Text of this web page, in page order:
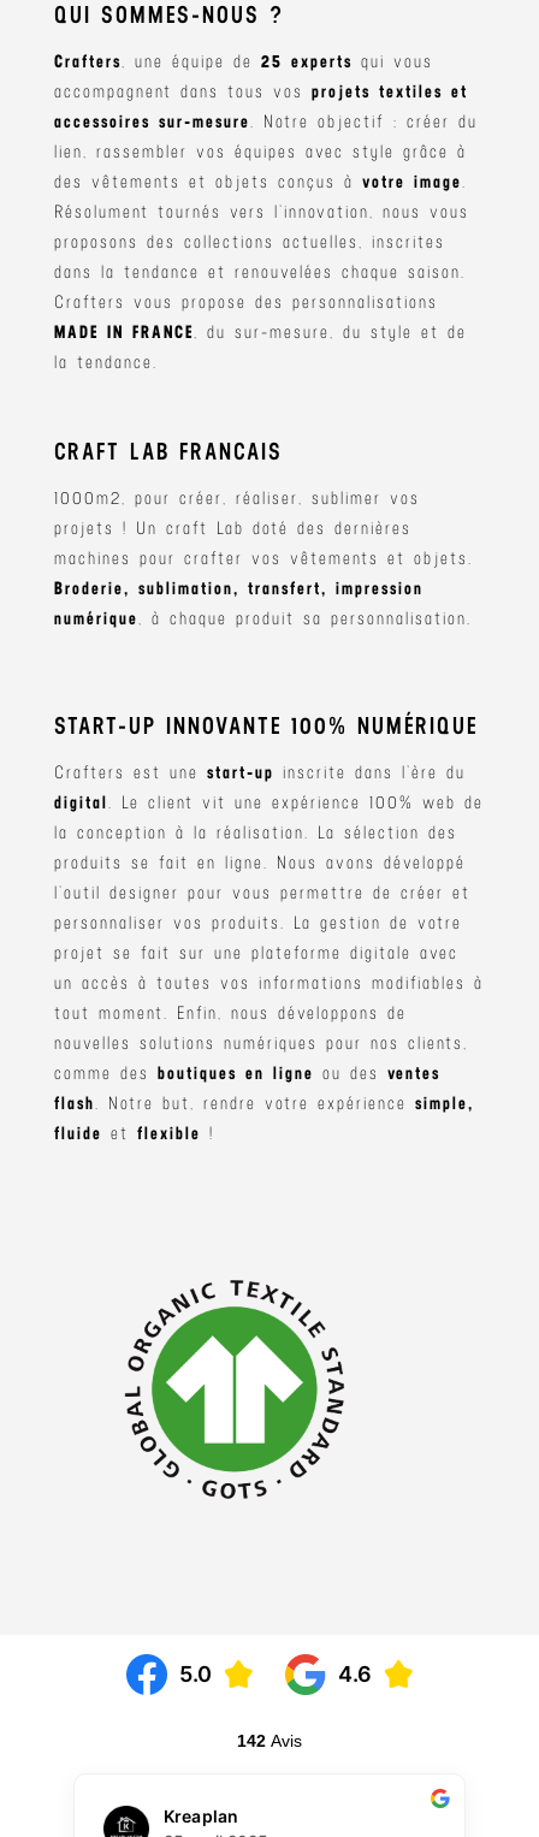
QUI SOMMES-NOUS ?
Crafters , une équipe de 25 experts qui vous
accompagnent dans tous vos projets textiles et
accessoires sur-mesure . Notre objectif : créer du
lien, rassembler vos équipes avec style grâce à
des vêtements et objets conçus à votre image
Résolument tournés vers l’innovation, nous vous
proposons des collections actuelles, inscrites
dans la tendance et renouvelées chaque saison.
Crafters vous propose des personnalisations
MADE IN FRANCE , du sur-mesure, du style et de
la tendance.
CRAFT LAB FRANCAIS
1000m2, pour créer, réaliser, sublimer vos
projets ! Un craft Lab doté des dernières
machines pour crafter vos vêtements et objets.
Broderie, sublimation, transfert, impression
numérique , à chaque produit sa personnalisation.
START-UP INNOVANTE 100% NUMÉRIQUE
Crafters est une start-up inscrite dans l’ère du
digital . Le client vit une expérience 100% web de
la conception à la réalisation. La sélection des
produits se fait en ligne. Nous avons développé
l’outil designer pour vous permettre de créer et
personnaliser vos produits. La gestion de votre
projet se fait sur une plateforme digitale avec
un accès à toutes vos informations modifiables à
tout moment. Enfin, nous développons de
nouvelles solutions numériques pour nos clients,
comme des boutiques en ligne ou des ventes
flash . Notre but, rendre votre expérience simple,
fluide et flexible !